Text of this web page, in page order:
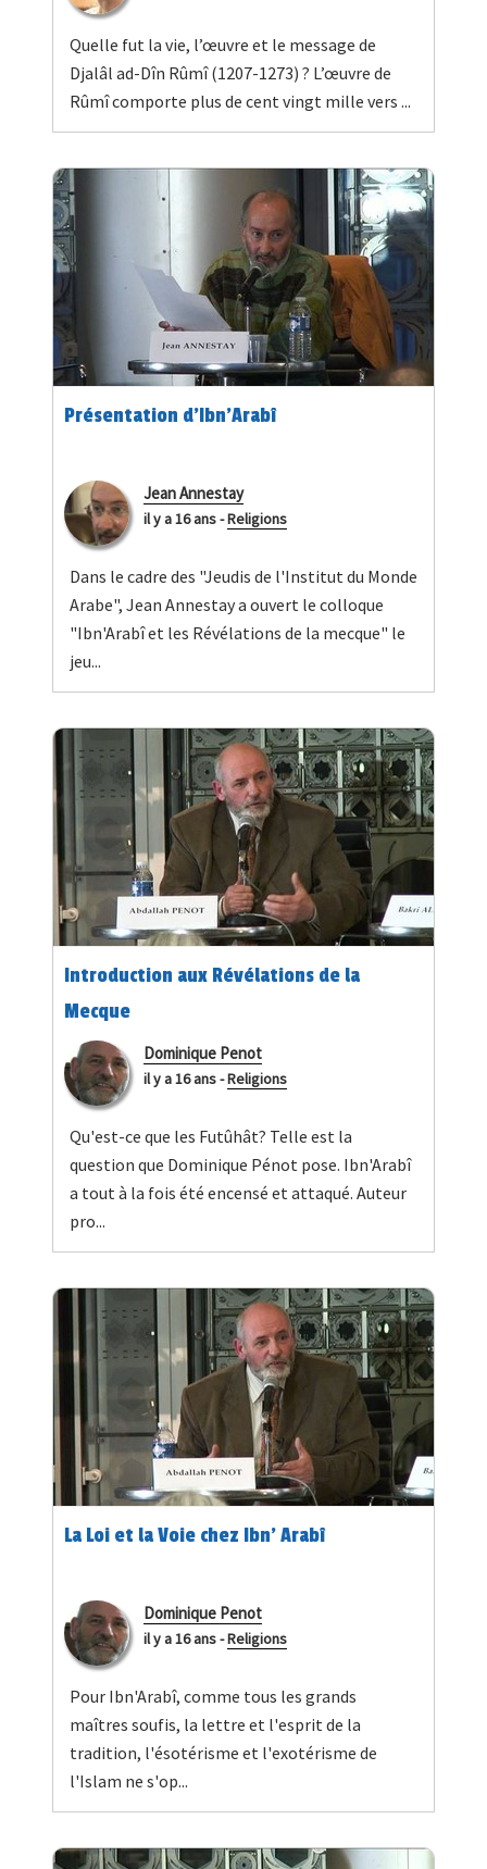
Quelle fut la vie, l’œuvre et le message de
Djalâl ad-Dîn Rûmî (1207-1273) ? L’œuvre de
Rûmî comporte plus de cent vingt mille vers ...
Présentation d'Ibn'Arabî
Jean Annestay
il y a 16 ans-Religions
Dans le cadre des "Jeudis de l'Institut du Monde
Arabe", Jean Annestay a ouvert le colloque
"Ibn'Arabî et les Révélations de la mecque" le
jeu...
Introduction aux Révélations de la
Mecque
Dominique Penot
il y a 16 ans-Religions
Qu'est-ce que les Futûhât? Telle est la
question que Dominique Pénot pose. Ibn'Arabî
a tout à la fois été encensé et attaqué. Auteur
pro...
La Loi et la Voie chez Ibn' Arabî
Dominique Penot
il y a 16 ans-Religions
Pour Ibn'Arabî, comme tous les grands
maîtres soufis, la lettre et l'esprit de la
tradition, l'ésotérisme et l'exotérisme de
l'Islam ne s'op...